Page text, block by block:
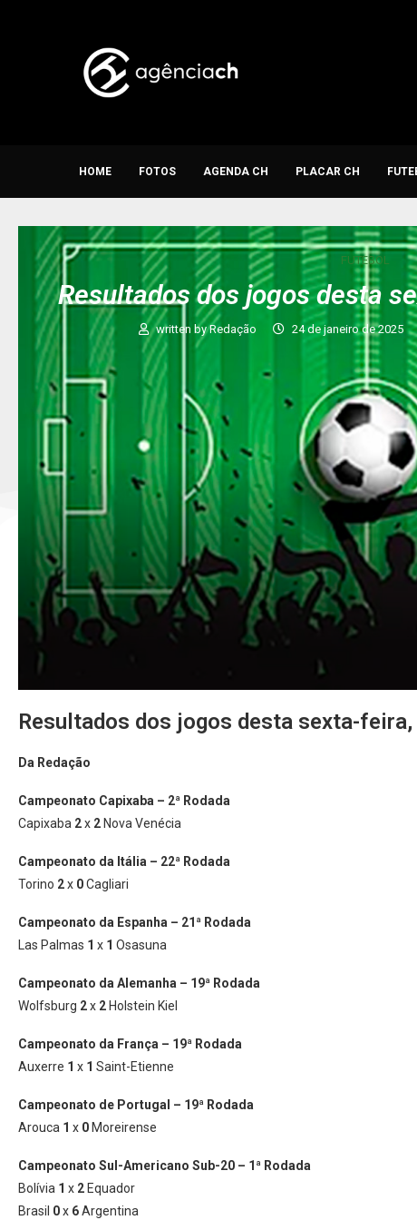
HOME FOTOS AGENDA CH PLACAR CH
FUTEBOL
Resultados dos jogos desta
written byRedação 24 de janeiro de 2025
Resultados dos jogos desta sexta-
Da Redação
Campeonato Capixaba – 2ª Rodada
Capixaba 2x 2 Nova Venécia
Campeonato da Itália – 22ª Rodada
Torino 2x 0Cagliari
Campeonato da Espanha – 21ª Rodada
Las Palmas 1 x 1 Osasuna
Campeonato da Alemanha – 19ª Rodada
Wolfsburg 2x 2 Holstein Kiel
Campeonato da França – 19ª Rodada
Auxerre 1 x 1 Saint-Etienne
Campeonato de Portugal – 19ª Rodada
Arouca 1 x 0 Moreirense
Campeonato Sul-Americano Sub-20 – 1ª Rodada
Bolívia 1 x 2 Equador
Brasil 0x 6Argentina